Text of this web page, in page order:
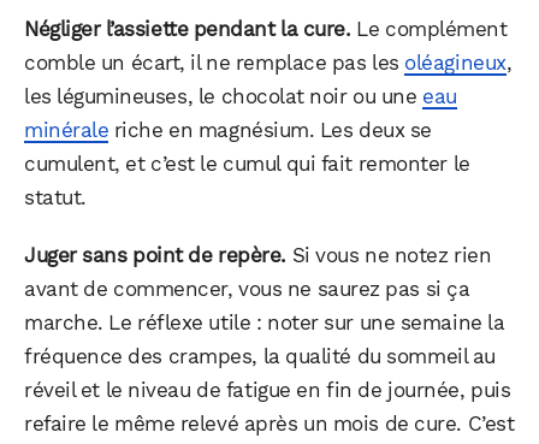
Négliger l’assiette pendant la cure. Le complément
comble un écart, il ne remplace pas les oléagineux,
les légumineuses, le chocolat noir ou une eau
minérale riche en magnésium. Les deux se
cumulent, et c’est le cumul qui fait remonter le
statut.
Juger sans point de repère. Si vous ne notez rien
avant de commencer, vous ne saurez pas si ça
marche. Le réflexe utile : noter sur une semaine la
fréquence des crampes, la qualité du sommeil au
réveil et le niveau de fatigue en fin de journée, puis
refaire le même relevé après un mois de cure. C’est